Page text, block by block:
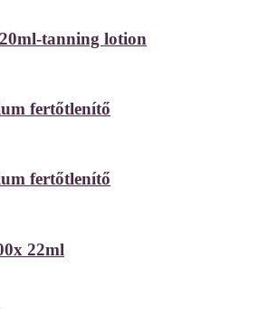
tanning lotion
fertőtlenítő
fertőtlenítő
22ml